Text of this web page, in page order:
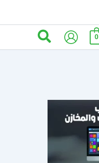
0 البحث